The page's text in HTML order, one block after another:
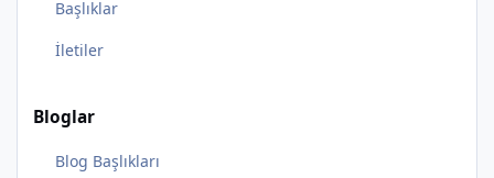
Başlıklar
İletiler
Bloglar
Blog Başlıkları